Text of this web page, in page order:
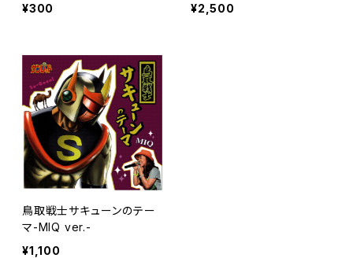
¥300
¥2,500
鳥取戦士サキューンのテー
マ-MIQ ver.-
¥1,100